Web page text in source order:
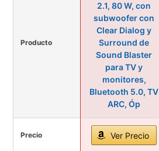
Producto
2.1, 80 W, con
subwoofer con
Clear Dialog y
Surround de
Sound Blaster
para TV y
monitores,
Bluetooth 5.0, TV
ARC, Óp
Precio Ver Precio